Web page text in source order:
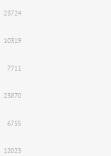
23724
10319
7711
23870
6755
12023